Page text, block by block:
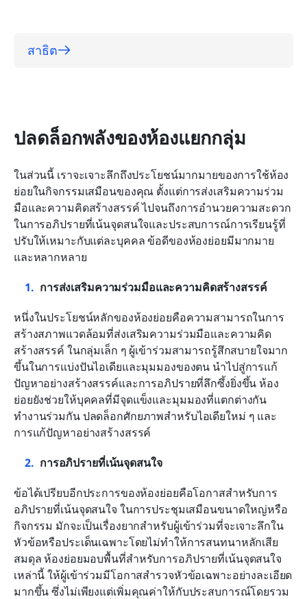
สาธิต
ปลดล็อกพลังของห้องแยกกลุ่ม
ในส่วนนี้ เราจะเจาะลึกถึงประโยชน์มากมายของการใช้ห้อง
ย่อยในกิจกรรมเสมือนของคุณ ตั้งแต่การส่งเสริมความร่วม
มือและความคิดสร้างสรรค์ ไปจนถึงการอำนวยความสะดวก
ในการอภิปรายที่เน้นจุดสนใจและประสบการณ์การเรียนรู้ที่
ปรับให้เหมาะกับแต่ละบุคคล ข้อดีของห้องย่อยมีมากมาย
และหลากหลาย
การส่งเสริมความร่วมมือและความคิดสร้างสรรค์
หนึ่งในประโยชน์หลักของห้องย่อยคือความสามารถในการ
สร้างสภาพแวดล้อมที่ส่งเสริมความร่วมมือและความคิด
สร้างสรรค์ ในกลุ่มเล็ก ๆ ผู้เข้าร่วมสามารถรู้สึกสบายใจมาก
ขึ้นในการแบ่งปันไอเดียและมุมมองของตน นำไปสู่การแก้
ปัญหาอย่างสร้างสรรค์และการอภิปรายที่ลึกซึ้งยิ่งขึ้น ห้อง
ย่อยยังช่วยให้บุคคลที่มีจุดแข็งและมุมมองที่แตกต่างกัน
ทำงานร่วมกัน ปลดล็อกศักยภาพสำหรับไอเดียใหม่ ๆ และ
การแก้ปัญหาอย่างสร้างสรรค์
การอภิปรายที่เน้นจุดสนใจ
ข้อได้เปรียบอีกประการของห้องย่อยคือโอกาสสำหรับการ
อภิปรายที่เน้นจุดสนใจ ในการประชุมเสมือนขนาดใหญ่หรือ
กิจกรรม มักจะเป็นเรื่องยากสำหรับผู้เข้าร่วมที่จะเจาะลึกใน
หัวข้อหรือประเด็นเฉพาะโดยไม่ทำให้การสนทนาหลักเสีย
สมดุล ห้องย่อยมอบพื้นที่สำหรับการอภิปรายที่เน้นจุดสนใจ
เหล่านี้ ให้ผู้เข้าร่วมมีโอกาสสำรวจหัวข้อเฉพาะอย่างละเอียด
มากขึ้น ซึ่งไม่เพียงแต่เพิ่มคุณค่าให้กับประสบการณ์โดยรวม